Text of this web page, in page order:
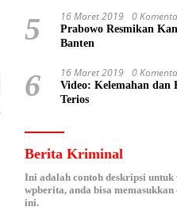
5 16 Maret 2019 0
Prabowo Resmikan
Banten
6 16 Maret 2019 0
Video: Kelemahan dan
Terios
Berita Kriminal
Ini adalah contoh deskripsi untuk
wpberita, anda bisa
ini.